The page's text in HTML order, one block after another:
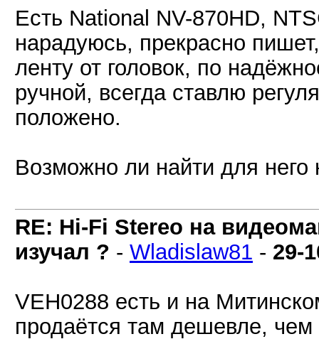
Есть National NV-870HD,
нарадуюсь, прекрасно
ленту от головок, по
ручной, всегда ставлю
положено.
Возможно ли найти для
RE: Hi-Fi Stereo на
изучал ? - Wladislaw81 - 29-
VEH0288 есть и на
продаётся там дешевле,